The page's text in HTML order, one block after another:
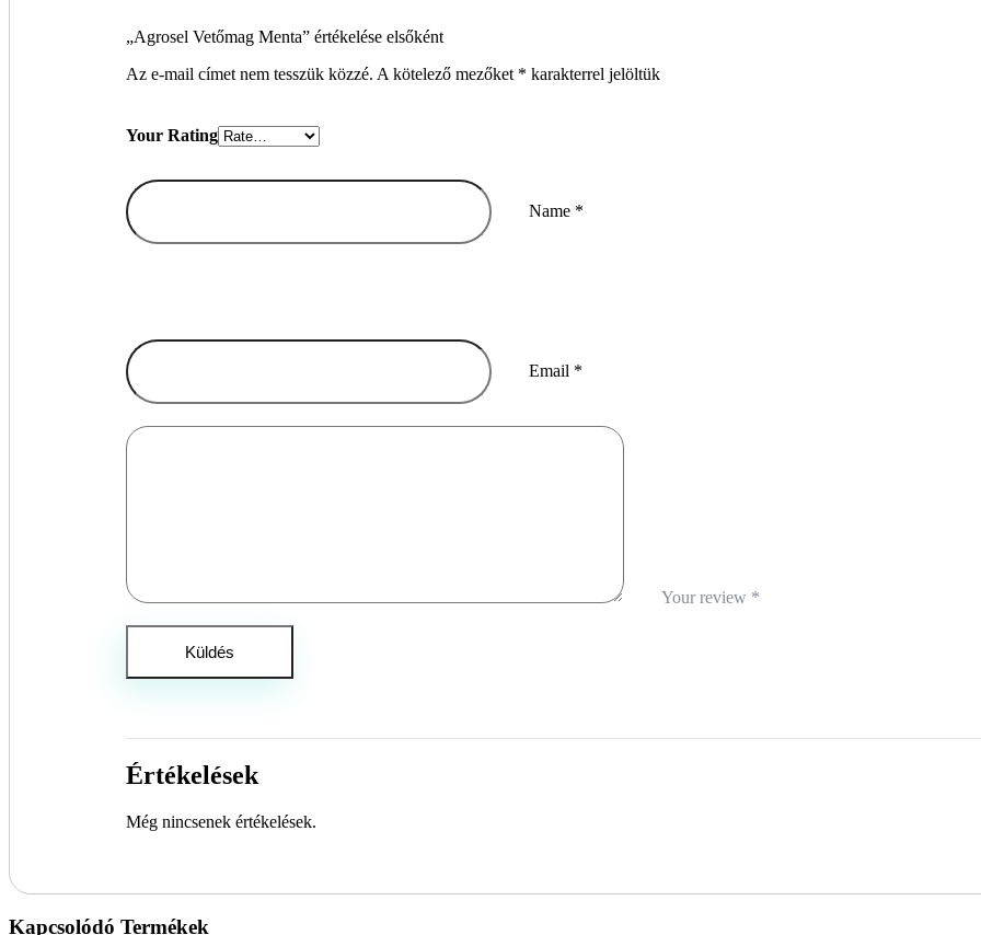
Értékelések
Még nincsenek értékelések.
„Agrosel Vetőmag Menta” értékelése elsőként
Az e-mail címet nem tesszük közzé. A kötelező mezőket * karakterrel jelöltük
Name *
Email *
Your Rating
Your review *
Kapcsolódó Termékek